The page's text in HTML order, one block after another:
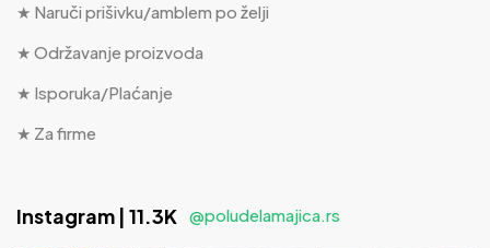
★ Naruči prišivku/amblem po želji
★ Održavanje proizvoda
★ Isporuka/Plaćanje
★ Za firme
Instagram | 11.3K @poludelamajica.rs